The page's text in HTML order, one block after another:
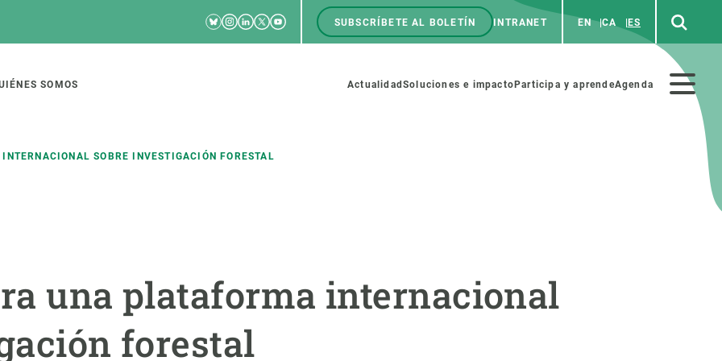
RRSS
Bluesky
Instagram
Linkedin
TwitterYoutube
Menú
top
SUBSCRÍBETE AL BOLETÍN INTRANET EN CA ES
SOMOS
Menú
Actualidad Soluciones e impacto Participa y aprendeAgenda
SOBRE INVESTIGACIÓN FORESTAL
una plataforma internacional
forestal
de ecosistemas
Soluciones
Política y gestión
Estrategia de Recursos Humanos Haz ciencia con nosotros